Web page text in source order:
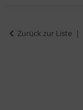
Zurück zur Liste